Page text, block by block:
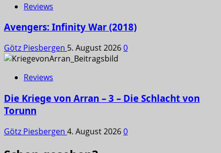
Reviews
Avengers: Infinity War (2018)
Götz Piesbergen 5. August 20260
Reviews
Die Kriege von Arran – 3 – Die Schlacht von
Torunn
Götz Piesbergen 4. August 20260